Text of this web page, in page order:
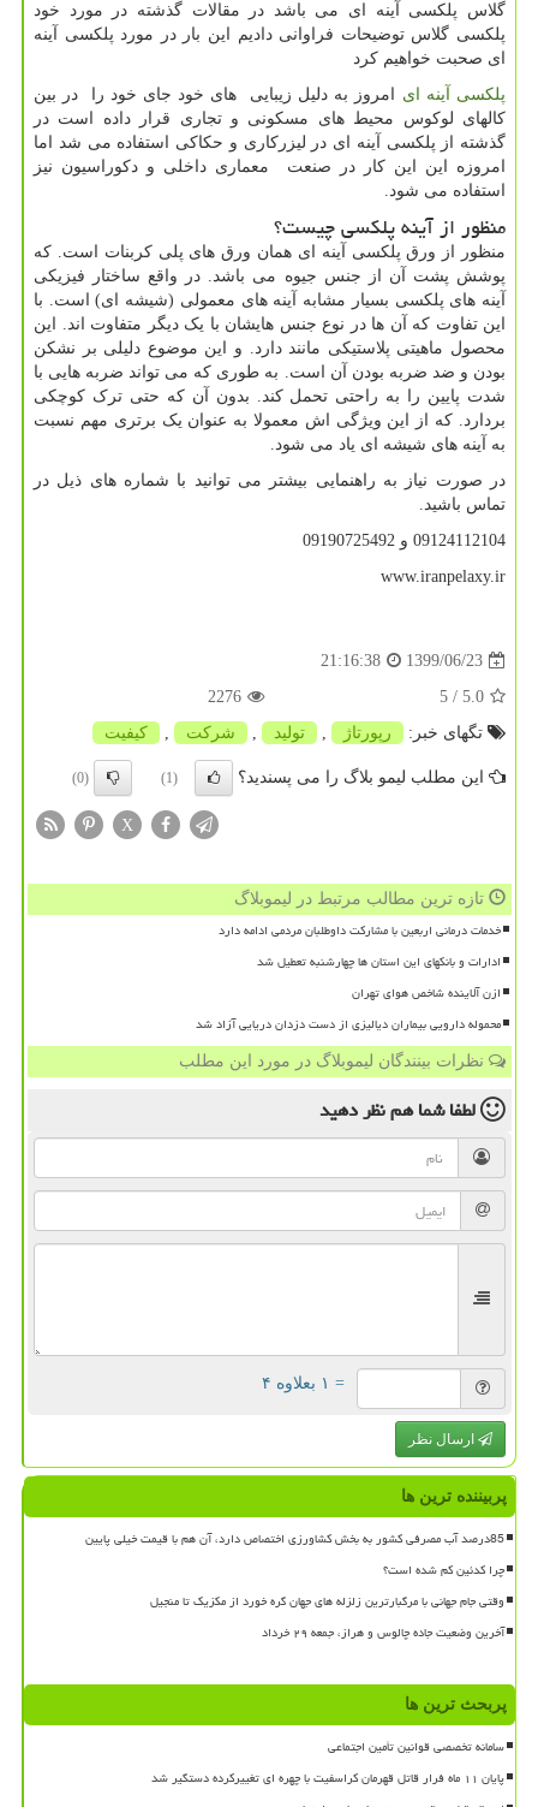
گلاس پلکسی آینه ای می باشد در مقالات گذشته در مورد خود
پلکسی گلاس توضیحات فراوانی دادیم این بار در مورد پلکسی آینه
ای صحبت خواهیم کرد
پلکسی آینه ای امروز به دلیل زیبایی های خود جای خود را در بین
کالهای لوکوس محیط های مسکونی و تجاری قرار داده است در
گذشته از پلکسی آینه ای در لیزرکاری و حکاکی استفاده می شد اما
امروزه این این کار در صنعت معماری داخلی و دکوراسیون نیز
استفاده می شود.
منظور از آینه پلکسی چیست؟
منظور از ورق پلکسی آینه ای همان ورق های پلی کربنات است. که
پوشش پشت آن از جنس جیوه می باشد. در واقع ساختار فیزیکی
آینه های پلکسی بسیار مشابه آینه های معمولی (شیشه ای) است. با
این تفاوت که آن ها در نوع جنس هایشان با یک دیگر متفاوت اند. این
محصول ماهیتی پلاستیکی مانند دارد. و این موضوع دلیلی بر نشکن
بودن و ضد ضربه بودن آن است. به طوری که می تواند ضربه هایی با
شدت پایین را به راحتی تحمل کند. بدون آن که حتی ترک کوچکی
بردارد. که از این ویژگی اش معمولا به عنوان یک برتری مهم نسبت
به آینه های شیشه ای یاد می شود.
در صورت نیاز به راهنمایی بیشتر می توانید با شماره های ذیل در
تماس باشید.
09124112104 و 09190725492
www.iranpelaxy.ir
1399/06/23
21:16:38
5.0
/ 5
2276
تگهای خبر:
رپورتاژ , تولید , شركت , كیفیت
این مطلب لیمو بلاگ را می پسندید؟ (1)
(0)
X
تازه ترین مطالب مرتبط در لیموبلاگ
خدمات درمانی اربعین با مشارکت داوطلبان مردمی ادامه دارد
ادارات و بانکهای این استان ها چهارشنبه تعطیل شد
ازن آلاینده شاخص هوای تهران
محموله دارویی بیماران دیالیزی از دست دزدان دریایی آزاد شد
نظرات بینندگان لیموبلاگ در مورد این مطلب
لطفا شما همنظر دهید
= ۱ بعلاوه ۴
ارسال نظر
پربیننده ترین ها
85درصد آب مصرفی کشور به بخش کشاورزی اختصاص دارد، آن هم با قیمت خیلی پایین
چرا کدئین کم شده است؟
وقتی جام جهانی با مرگبارترین زلزله های جهان گره خورد از مکزیک تا منجیل
آخرین وضعیت جاده چالوس و هراز، جمعه ۲۹ خرداد
پربحث ترین ها
سامانه تخصصی قوانین تأمین اجتماعی
پایان ۱۱ ماه فرار قاتل قهرمان کراسفیت با چهره ای تغییرکرده دستگیر شد